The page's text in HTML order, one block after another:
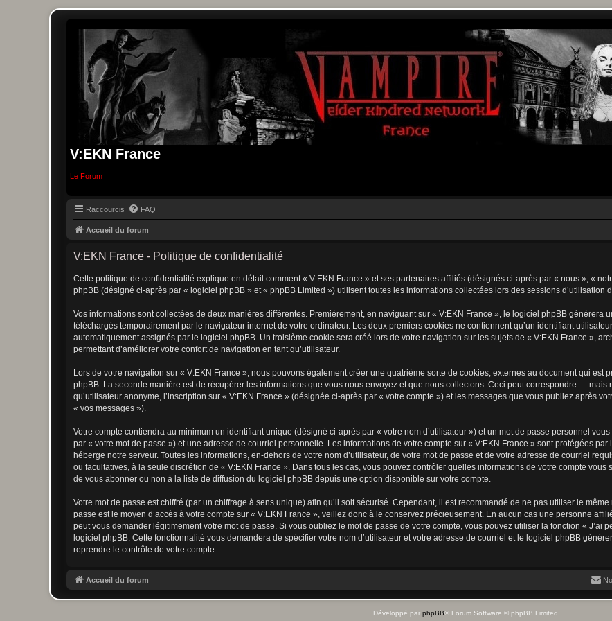
V:EKN France
Le Forum
Raccourcis FAQ
Accueil du forum
V:EKN France - Politique de confidentialité
Cette politique de confidentialité explique en détail comment « V:EKN France » et ses partenaires affiliés (désignés ci-après par « nous », «
phpBB (désigné ci-après par « logiciel phpBB » et « phpBB Limited ») utilisent toutes les informations collectées lors des sessions d’utilisation
Vos informations sont collectées de deux manières différentes. Premièrement, en naviguant sur « V:EKN France », le logiciel phpBB génèrera
téléchargés temporairement par le navigateur internet de votre ordinateur. Les deux premiers cookies ne contiennent qu’un identifiant
automatiquement assignés par le logiciel phpBB. Un troisième cookie sera créé lors de votre navigation sur les sujets de « V:EKN France »,
permettant d’améliorer votre confort de navigation en tant qu’utilisateur.
Lors de votre navigation sur « V:EKN France », nous pouvons également créer une quatrième sorte de cookies, externes au document qui
phpBB. La seconde manière est de récupérer les informations que vous nous envoyez et que nous collectons. Ceci peut correspondre —
qu’utilisateur anonyme, l’inscription sur « V:EKN France » (désignée ci-après par « votre compte ») et les messages que vous publiez après
« vos messages »).
Votre compte contiendra au minimum un identifiant unique (désigné ci-après par « votre nom d’utilisateur ») et un mot de passe personnel
par « votre mot de passe ») et une adresse de courriel personnelle. Les informations de votre compte sur « V:EKN France » sont protégées
héberge notre serveur. Toutes les informations, en-dehors de votre nom d’utilisateur, de votre mot de passe et de votre adresse de courriel
ou facultatives, à la seule discrétion de « V:EKN France ». Dans tous les cas, vous pouvez contrôler quelles informations de votre compte
de vous abonner ou non à la liste de diffusion du logiciel phpBB depuis une option disponible sur votre compte.
Votre mot de passe est chiffré (par un chiffrage à sens unique) afin qu’il soit sécurisé. Cependant, il est recommandé de ne pas utiliser le
passe est le moyen d’accès à votre compte sur « V:EKN France », veillez donc à le conservez précieusement. En aucun cas une personne
peut vous demander légitimement votre mot de passe. Si vous oubliez le mot de passe de votre compte, vous pouvez utiliser la fonction « J’ai
logiciel phpBB. Cette fonctionnalité vous demandera de spécifier votre nom d’utilisateur et votre adresse de courriel et le logiciel phpBB
reprendre le contrôle de votre compte.
Accueil du forum
Développé par phpBB® Forum Software © phpBB Limited